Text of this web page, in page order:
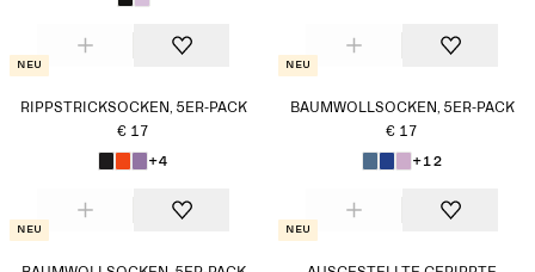
Neu
RIPPSTRICKSOCKEN, 5ER-PACK
€ 17
+4
Neu
BAUMWOLLSOCKEN, 5ER-PACK
€ 17
+12
Neu Neu